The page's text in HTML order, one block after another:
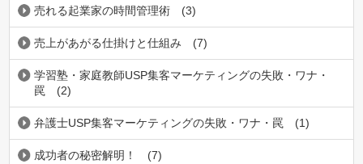
売れる起業家の時間管理術 (3)
売上があがる仕掛けと仕組み (7)
学習塾・家庭教師USP集客マーケティングの失敗・ワナ・
罠
(2)
弁護士USP集客マーケティングの失敗・ワナ・罠 (1)
成功者の秘密解明！ (7)